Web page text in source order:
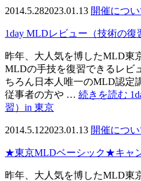
2014.5.282023.01.13 開催につい
1day MLDレビュー（技術の復
昨年、大人気を博したMLD東
MLDの手技を復習できるレビ
ちろん日本人唯一のMLD認定
従事者の方や … 続きを読む
習）in 東京
2014.5.122023.01.13 開催につい
★東京MLDベーシック★キャ
昨年、大人気を博したMLD東